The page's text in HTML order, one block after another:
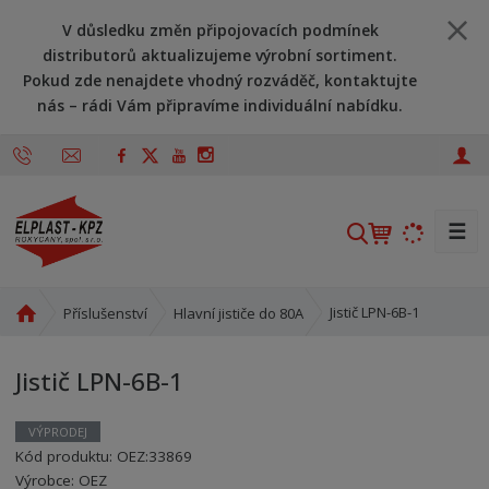
V důsledku změn připojovacích podmínek
distributorů aktualizujeme výrobní sortiment.
Pokud zde nenajdete vhodný rozváděč, kontaktujte
nás – rádi Vám připravíme individuální nabídku.
V
l
☰
d
í
s
t
Příslušenství Hlavní jističe do 80A Jistič LPN-6B-1
Jistič LPN-6B-1
VÝPRODEJ
Kód produktu: OEZ:33869
Kód výrobce:
Výrobce: OEZ